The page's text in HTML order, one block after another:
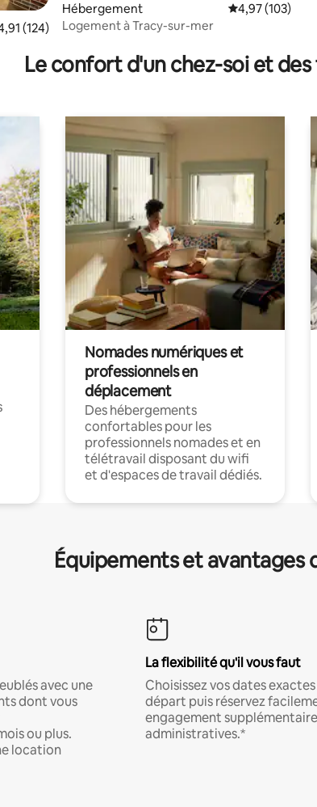
moyenne sur la base de 124 commentaires : 4,91
(124)
Hébergement Évaluation
4,97 (103)
Logement à Tracy-sur-mer
Le confort d'un chez-soi et
Nomades numériques et
professionnels en
déplacement
Des hébergements
confortables pour les
professionnels nomades et en
télétravail disposant du wifi
et d'espaces de travail dédiés.
Équipements et avantages
avec une
dont vous
ou plus.
location
La flexibilité qu'il vous faut
Choisissez vos dates
départ puis réservez
engagement
administratives.*